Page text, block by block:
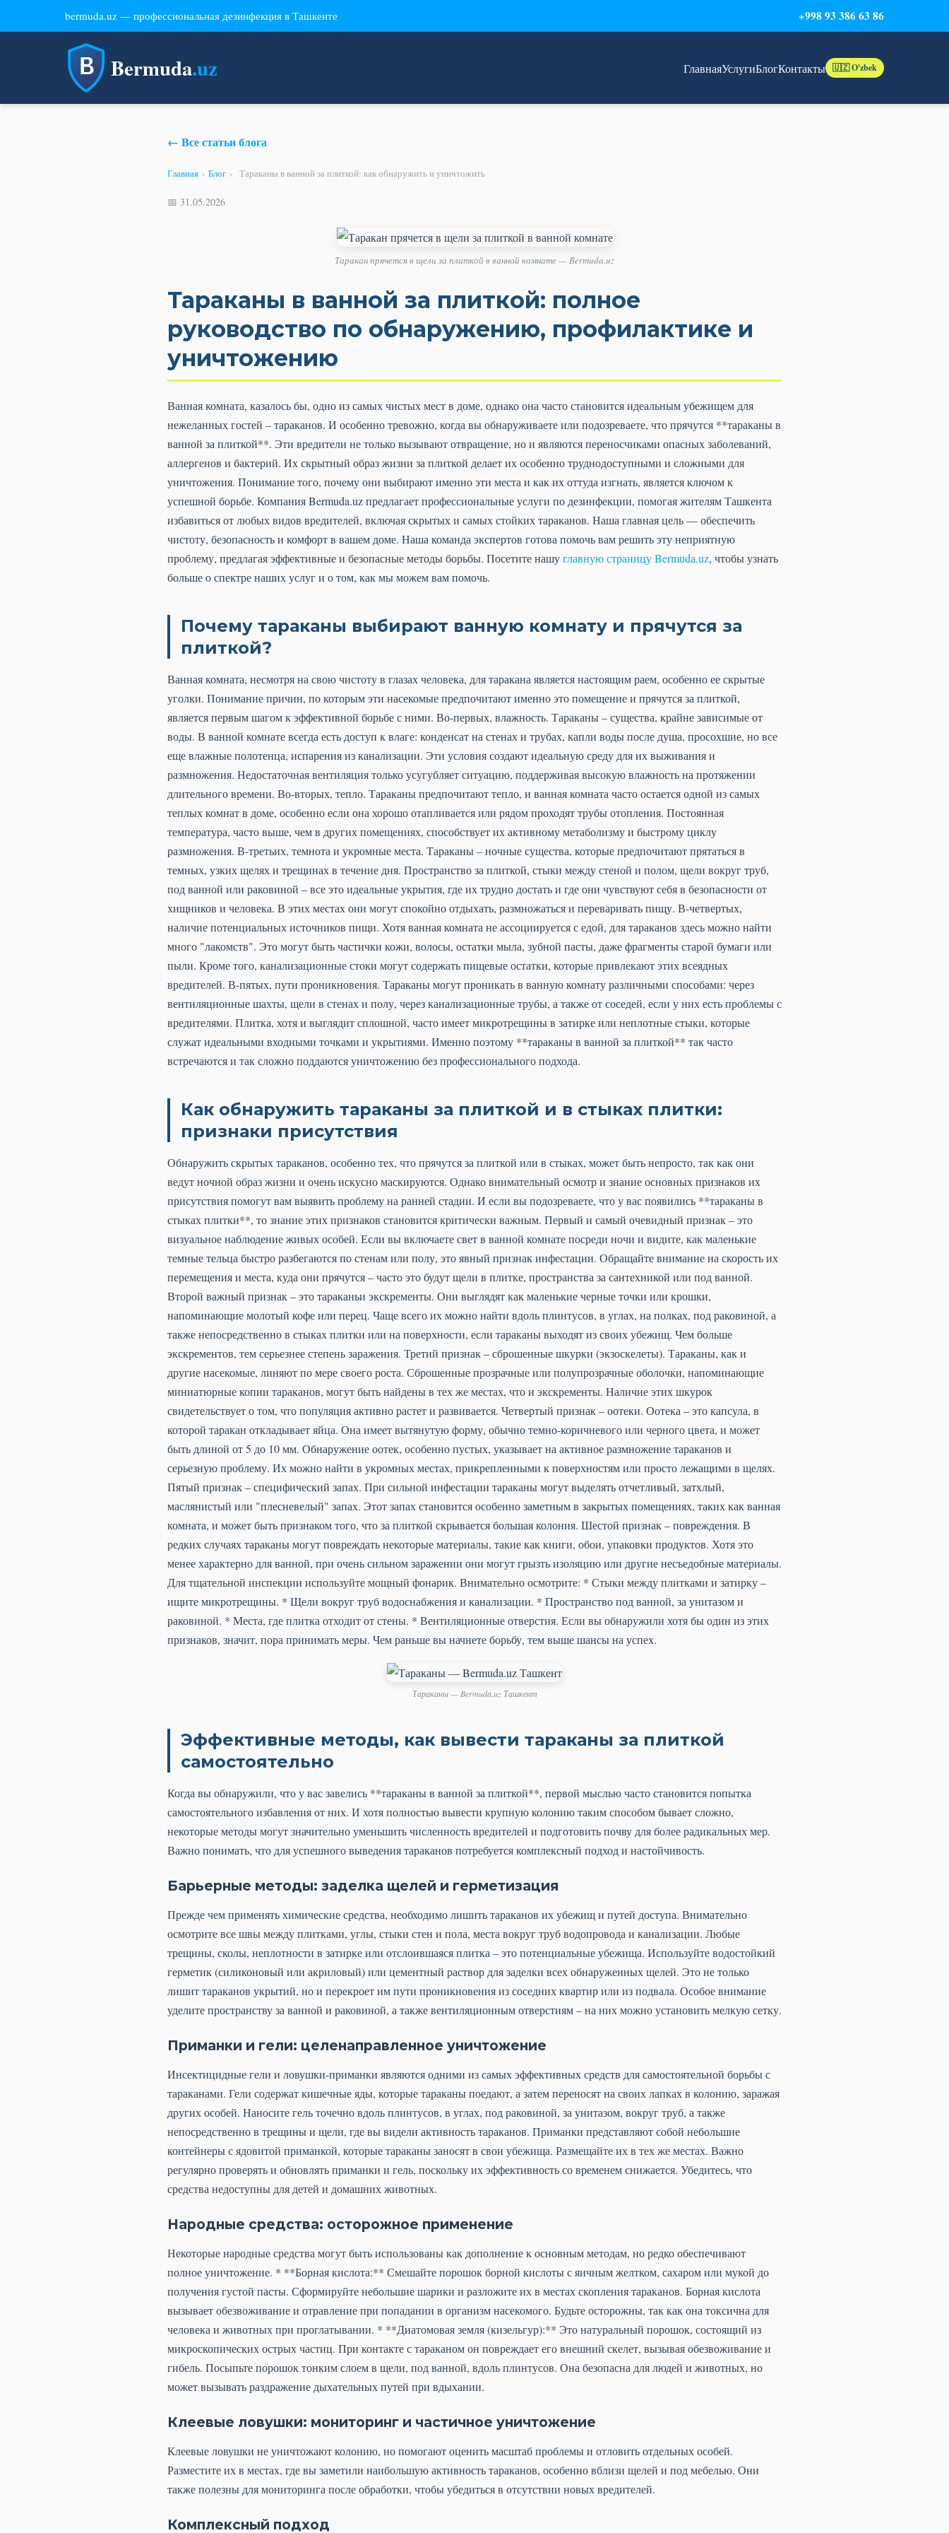
bermuda.uz — профессиональная дезинфекция в Ташкенте +998 93 386 63 86
Bermuda.uz ГлавнаяУслугиБлогКонтакты 🇺🇿 O'zbek
← Все статьи блога
Главная › Блог › Тараканы в ванной за плиткой: как обнаружить и уничтожить
📅 31.05.2026
Таракан прячется в щели за плиткой в ванной комнате — Bermuda.uz
Тараканы в ванной за плиткой: полное
руководство по обнаружению, профилактике и
уничтожению
Ванная комната, казалось бы, одно из самых чистых мест в доме, однако она часто становится идеальным убежищем для
нежеланных гостей – тараканов. И особенно тревожно, когда вы обнаруживаете или подозреваете, что прячутся **тараканы в
ванной за плиткой**. Эти вредители не только вызывают отвращение, но и являются переносчиками опасных заболеваний,
аллергенов и бактерий. Их скрытный образ жизни за плиткой делает их особенно труднодоступными и сложными для
уничтожения. Понимание того, почему они выбирают именно эти места и как их оттуда изгнать, является ключом к
успешной борьбе. Компания Bermuda.uz предлагает профессиональные услуги по дезинфекции, помогая жителям Ташкента
избавиться от любых видов вредителей, включая скрытых и самых стойких тараканов. Наша главная цель — обеспечить
чистоту, безопасность и комфорт в вашем доме. Наша команда экспертов готова помочь вам решить эту неприятную
проблему, предлагая эффективные и безопасные методы борьбы. Посетите нашуглавную страницу Bermuda.uz, чтобы узнать
больше о спектре наших услуг и о том, как мы можем вам помочь.
Почему тараканы выбирают ванную комнату и прячутся за
плиткой?
Ванная комната, несмотря на свою чистоту в глазах человека, для таракана является настоящим раем, особенно ее скрытые
уголки. Понимание причин, по которым эти насекомые предпочитают именно это помещение и прячутся за плиткой,
является первым шагом к эффективной борьбе с ними. Во-первых, влажность. Тараканы – существа, крайне зависимые от
воды. В ванной комнате всегда есть доступ к влаге: конденсат на стенах и трубах, капли воды после душа, просохшие, но все
еще влажные полотенца, испарения из канализации. Эти условия создают идеальную среду для их выживания и
размножения. Недостаточная вентиляция только усугубляет ситуацию, поддерживая высокую влажность на протяжении
длительного времени. Во-вторых, тепло. Тараканы предпочитают тепло, и ванная комната часто остается одной из самых
теплых комнат в доме, особенно если она хорошо отапливается или рядом проходят трубы отопления. Постоянная
температура, часто выше, чем в других помещениях, способствует их активному метаболизму и быстрому циклу
размножения. В-третьих, темнота и укромные места. Тараканы – ночные существа, которые предпочитают прятаться в
темных, узких щелях и трещинах в течение дня. Пространство за плиткой, стыки между стеной и полом, щели вокруг труб,
под ванной или раковиной – все это идеальные укрытия, где их трудно достать и где они чувствуют себя в безопасности от
хищников и человека. В этих местах они могут спокойно отдыхать, размножаться и переваривать пищу. В-четвертых,
наличие потенциальных источников пищи. Хотя ванная комната не ассоциируется с едой, для тараканов здесь можно найти
много "лакомств". Это могут быть частички кожи, волосы, остатки мыла, зубной пасты, даже фрагменты старой бумаги или
пыли. Кроме того, канализационные стоки могут содержать пищевые остатки, которые привлекают этих всеядных
вредителей. В-пятых, пути проникновения. Тараканы могут проникать в ванную комнату различными способами: через
вентиляционные шахты, щели в стенах и полу, через канализационные трубы, а также от соседей, если у них есть проблемы с
вредителями. Плитка, хотя и выглядит сплошной, часто имеет микротрещины в затирке или неплотные стыки, которые
служат идеальными входными точками и укрытиями. Именно поэтому **тараканы в ванной за плиткой** так часто
встречаются и так сложно поддаются уничтожению без профессионального подхода.
Как обнаружить тараканы за плиткой и в стыках плитки:
признаки присутствия
Обнаружить скрытых тараканов, особенно тех, что прячутся за плиткой или в стыках, может быть непросто, так как они
ведут ночной образ жизни и очень искусно маскируются. Однако внимательный осмотр и знание основных признаков их
присутствия помогут вам выявить проблему на ранней стадии. И если вы подозреваете, что у вас появились **тараканы в
стыках плитки**, то знание этих признаков становится критически важным. Первый и самый очевидный признак – это
визуальное наблюдение живых особей. Если вы включаете свет в ванной комнате посреди ночи и видите, как маленькие
темные тельца быстро разбегаются по стенам или полу, это явный признак инфестации. Обращайте внимание на скорость их
перемещения и места, куда они прячутся – часто это будут щели в плитке, пространства за сантехникой или под ванной.
Второй важный признак – это тараканьи экскременты. Они выглядят как маленькие черные точки или крошки,
напоминающие молотый кофе или перец. Чаще всего их можно найти вдоль плинтусов, в углах, на полках, под раковиной, а
также непосредственно в стыках плитки или на поверхности, если тараканы выходят из своих убежищ. Чем больше
экскрементов, тем серьезнее степень заражения. Третий признак – сброшенные шкурки (экзоскелеты). Тараканы, как и
другие насекомые, линяют по мере своего роста. Сброшенные прозрачные или полупрозрачные оболочки, напоминающие
миниатюрные копии тараканов, могут быть найдены в тех же местах, что и экскременты. Наличие этих шкурок
свидетельствует о том, что популяция активно растет и развивается. Четвертый признак – оотеки. Оотека – это капсула, в
которой таракан откладывает яйца. Она имеет вытянутую форму, обычно темно-коричневого или черного цвета, и может
быть длиной от 5 до 10 мм. Обнаружение оотек, особенно пустых, указывает на активное размножение тараканов и
серьезную проблему. Их можно найти в укромных местах, прикрепленными к поверхностям или просто лежащими в щелях.
Пятый признак – специфический запах. При сильной инфестации тараканы могут выделять отчетливый, затхлый,
маслянистый или "плесневелый" запах. Этот запах становится особенно заметным в закрытых помещениях, таких как ванная
комната, и может быть признаком того, что за плиткой скрывается большая колония. Шестой признак – повреждения. В
редких случаях тараканы могут повреждать некоторые материалы, такие как книги, обои, упаковки продуктов. Хотя это
менее характерно для ванной, при очень сильном заражении они могут грызть изоляцию или другие несъедобные материалы.
Для тщательной инспекции используйте мощный фонарик. Внимательно осмотрите: * Стыки между плитками и затирку –
ищите микротрещины. * Щели вокруг труб водоснабжения и канализации. * Пространство под ванной, за унитазом и
раковиной. * Места, где плитка отходит от стены. * Вентиляционные отверстия. Если вы обнаружили хотя бы один из этих
признаков, значит, пора принимать меры. Чем раньше вы начнете борьбу, тем выше шансы на успех.
Тараканы — Bermuda.uz Ташкент
Эффективные методы, как вывести тараканы за плиткой
самостоятельно
Когда вы обнаружили, что у вас завелись **тараканы в ванной за плиткой**, первой мыслью часто становится попытка
самостоятельного избавления от них. И хотя полностью вывести крупную колонию таким способом бывает сложно,
некоторые методы могут значительно уменьшить численность вредителей и подготовить почву для более радикальных мер.
Важно понимать, что для успешного выведения тараканов потребуется комплексный подход и настойчивость.
Барьерные методы: заделка щелей и герметизация
Прежде чем применять химические средства, необходимо лишить тараканов их убежищ и путей доступа. Внимательно
осмотрите все швы между плитками, углы, стыки стен и пола, места вокруг труб водопровода и канализации. Любые
трещины, сколы, неплотности в затирке или отслоившаяся плитка – это потенциальные убежища. Используйте водостойкий
герметик (силиконовый или акриловый) или цементный раствор для заделки всех обнаруженных щелей. Это не только
лишит тараканов укрытий, но и перекроет им пути проникновения из соседних квартир или из подвала. Особое внимание
уделите пространству за ванной и раковиной, а также вентиляционным отверстиям – на них можно установить мелкую сетку.
Приманки и гели: целенаправленное уничтожение
Инсектицидные гели и ловушки-приманки являются одними из самых эффективных средств для самостоятельной борьбы с
тараканами. Гели содержат кишечные яды, которые тараканы поедают, а затем переносят на своих лапках в колонию, заражая
других особей. Наносите гель точечно вдоль плинтусов, в углах, под раковиной, за унитазом, вокруг труб, а также
непосредственно в трещины и щели, где вы видели активность тараканов. Приманки представляют собой небольшие
контейнеры с ядовитой приманкой, которые тараканы заносят в свои убежища. Размещайте их в тех же местах. Важно
регулярно проверять и обновлять приманки и гель, поскольку их эффективность со временем снижается. Убедитесь, что
средства недоступны для детей и домашних животных.
Народные средства: осторожное применение
Некоторые народные средства могут быть использованы как дополнение к основным методам, но редко обеспечивают
полное уничтожение. * **Борная кислота:** Смешайте порошок борной кислоты с яичным желтком, сахаром или мукой до
получения густой пасты. Сформируйте небольшие шарики и разложите их в местах скопления тараканов. Борная кислота
вызывает обезвоживание и отравление при попадании в организм насекомого. Будьте осторожны, так как она токсична для
человека и животных при проглатывании. * **Диатомовая земля (кизельгур):** Это натуральный порошок, состоящий из
микроскопических острых частиц. При контакте с тараканом он повреждает его внешний скелет, вызывая обезвоживание и
гибель. Посыпьте порошок тонким слоем в щели, под ванной, вдоль плинтусов. Она безопасна для людей и животных, но
может вызывать раздражение дыхательных путей при вдыхании.
Клеевые ловушки: мониторинг и частичное уничтожение
Клеевые ловушки не уничтожают колонию, но помогают оценить масштаб проблемы и отловить отдельных особей.
Разместите их в местах, где вы заметили наибольшую активность тараканов, особенно вблизи щелей и под мебелью. Они
также полезны для мониторинга после обработки, чтобы убедиться в отсутствии новых вредителей.
Комплексный подход